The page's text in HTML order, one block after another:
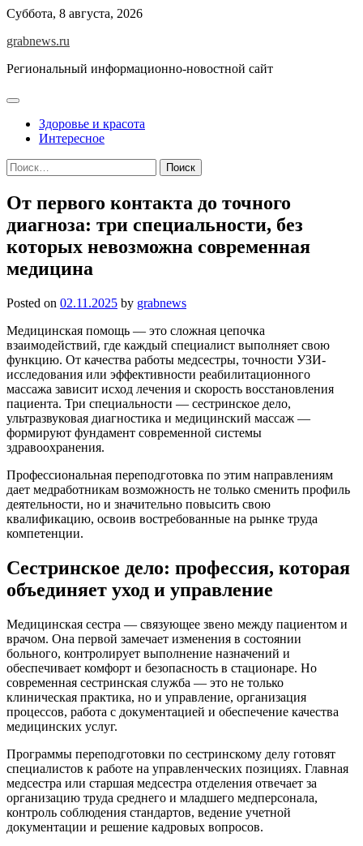
Skip
content
Суббота, 8 августа, 2026
grabnews.ru
Региональный информационно-новостной сайт
Здоровье и красота
Интересное
Найти:
От первого контакта до точного
диагноза: три специальности, без
которых невозможна современная
медицина
Posted on 02.11.2025 by grabnews
Медицинская помощь — это сложная цепочка
взаимодействий, где каждый специалист выполняет свою
функцию. От качества работы медсестры, точности УЗИ-
исследования или эффективности реабилитационного
массажа зависит исход лечения и скорость восстановления
пациента. Три специальности — сестринское дело,
ультразвуковая диагностика и медицинский массаж —
формируют фундамент современной системы
здравоохранения.
Профессиональная переподготовка по этим направлениям
дает медработникам возможность не только сменить профиль
деятельности, но и значительно повысить свою
квалификацию, освоив востребованные на рынке труда
компетенции.
Сестринское дело: профессия, которая
объединяет уход и управление
Медицинская сестра — связующее звено между пациентом и
врачом. Она первой замечает изменения в состоянии
больного, контролирует выполнение назначений и
обеспечивает комфорт и безопасность в стационаре. Но
современная сестринская служба — это не только
клиническая практика, но и управление, организация
процессов, работа с документацией и обеспечение качества
медицинских услуг.
Программы переподготовки по сестринскому делу готовят
специалистов к работе на управленческих позициях. Главная
медсестра или старшая медсестра отделения отвечает за
организацию труда среднего и младшего медперсонала,
контроль соблюдения стандартов, ведение учетной
документации и решение кадровых вопросов.